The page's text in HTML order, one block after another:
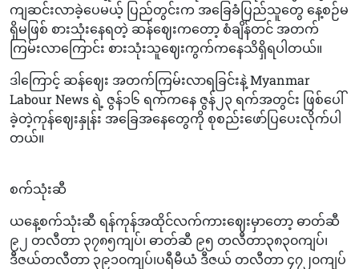
ကျဆင်းလာခဲ့ပေမယ့် ပြည်တွင်းက အခြေခံပြည်သူတွေ နေ့စဉ်မ
ရှိမဖြစ် စားသုံးနေရတဲ့ ဆန်ဈေးကတော့ စံချိန်တင် အတက်
ကြမ်းလာကြောင်း စားသုံးသူဈေးကွက်ကနေသိရှိရပါတယ်။
ဒါကြောင့် ဆန်ဈေး အတက်ကြမ်းလာရခြင်းနဲ့ Myanmar
Labour News ရဲ့ ဇွန်၁၆ ရက်ကနေ ဇွန်‌၂၃ ရက်အတွင်း ဖြစ်ပေါ်
ခဲ့တဲ့ကုန်ဈေးနှုန်း အခြေအနေတွေကို စုစည်းဖော်ပြပေးလိုက်ပါ
တယ်။
စက်သုံးဆီ
ယနေ့စက်သုံးဆီ ရန်ကုန်အထိုင်လက်ကားဈေးမှာတော့ ဓာတ်ဆီ
၉၂ တလီတာ ၃၇၈၅ကျပ်၊ ဓာတ်ဆီ ၉၅ တလီတာ၃၈၃၀ကျပ်၊
ဒီဇယ်တလီတာ ၃၉၁၀ကျပ်၊ပရီမီယံ ဒီဇယ် တလီတာ ၄၇၂၀ကျပ်